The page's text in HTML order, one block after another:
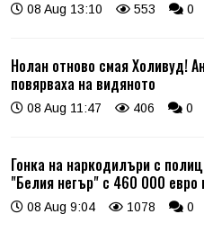
08 Aug 13:10 553 0
Нолан отново смая Холивуд!
повярваха на видяното
08 Aug 11:47 406 0
Гонка на наркодилъри с
"Белия негър" с 460 000 евро
08 Aug 9:04 1078 0